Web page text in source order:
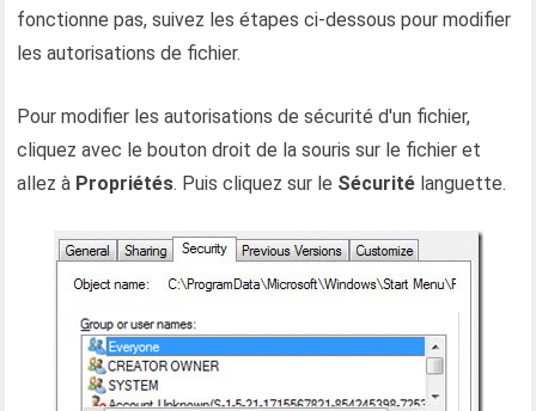
fonctionne pas, suivez les étapes ci-dessous pour modifier
les autorisations de fichier.
Pour modifier les autorisations de sécurité d'un fichier,
cliquez avec le bouton droit de la souris sur le fichier et
allez à Propriétés. Puis cliquez sur le Sécurité languette.